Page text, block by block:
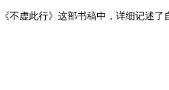
不虚此行》这部书稿中，详细记述